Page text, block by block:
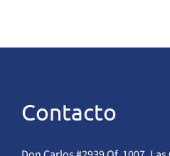
Contacto